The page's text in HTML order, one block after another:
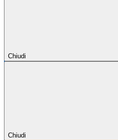
Chiudi
Chiudi